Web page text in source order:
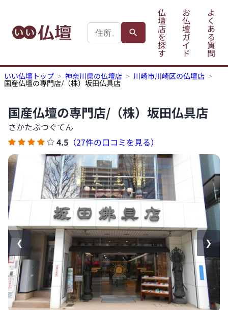
仏
壇
店
を
探
す
お
仏
壇
ガ
イ
ド
よ
く
あ
る
質
問
いい仏壇トップ 神奈川県の仏壇店 川崎市川崎区の仏壇店
国産仏壇の専門店/（株）坂田仏具店
国産仏壇の専門店/（株）坂田仏具店
さかたぶつぐてん
4.5 （27件の口コミを見る）
❮ ❯